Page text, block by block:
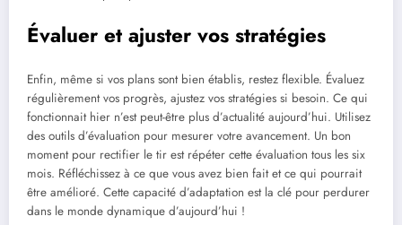
Évaluer et ajuster vos stratégies
Enfin, même si vos plans sont bien établis, restez flexible. Évaluez
régulièrement vos progrès, ajustez vos stratégies si besoin. Ce qui
fonctionnait hier n’est peut-être plus d’actualité aujourd’hui. Utilisez
des outils d’évaluation pour mesurer votre avancement. Un bon
moment pour rectifier le tir est répéter cette évaluation tous les six
mois. Réfléchissez à ce que vous avez bien fait et ce qui pourrait
être amélioré. Cette capacité d’adaptation est la clé pour perdurer
dans le monde dynamique d’aujourd’hui !